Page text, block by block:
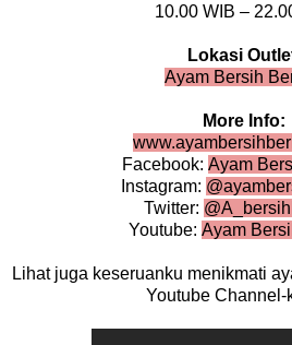
10.00 WIB –
Lokasi
Ayam Bersih
More Info:
Facebook: Ayam
Instagram:
Twitter:
Youtube: Ayam
Lihat juga keseruanku menikmati
Youtube Channel-